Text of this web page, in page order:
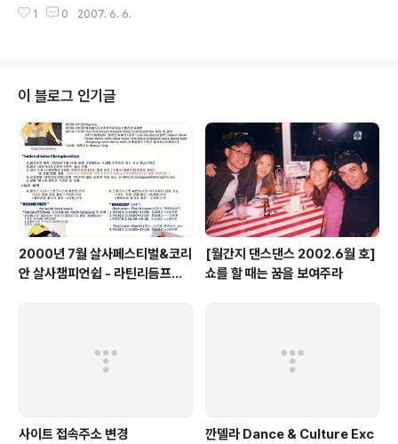
가운데 최고로 손꼽히는 이들 중 하나였다. “당시엔 친목
모임에서 매직킴에게 살사 강습을 들었다. 이때만 해도 살
사는 그에게 단순히 ‘즐기는 대상’이었다. 그러다가 좀 더
본격적으로 살사에 달려들게 된 것은 98년 겨울부터였다.
당시 애인이었던 최은영씨(현재 부인이자 깐델라 댄스스튜
디오 부원장)와 함께 엘리엇&혜선 커플에게 개인 레슨을
받게 되면서였다. “개인 레슨을 ..
1 0 2007. 6. 6.
이 블로그 인기글
2000년 7월 살사페스티벌&코리
안 살사챔피언쉽 - 라틴리듬프로
[월간지 댄스댄스 2002.6월 호]
쇼를 할 때는 꿈을 보여주라
사이트 접속주소 변경
깐델라 Dance & Culture Exc